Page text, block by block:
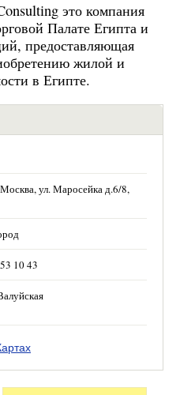
это компания
Палате Египта и
предоставляющая
жилой и
в Египте.
ул. Маросейка д.6/8,
10 43